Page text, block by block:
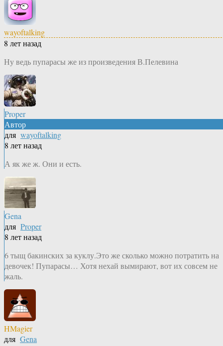
wayoftalking
8 лет назад
Ну ведь пупарасы же из произведения В.Пелевина
Proper
Автор
для wayoftalking
8 лет назад
А як же ж. Они и есть.
Gena
для Proper
8 лет назад
6 тыщ бакинских за куклу.Это же сколько можно потратить на
девочек! Пупарасы… Хотя нехай вымирают, вот их совсем не
жаль.
HMagier
для Gena